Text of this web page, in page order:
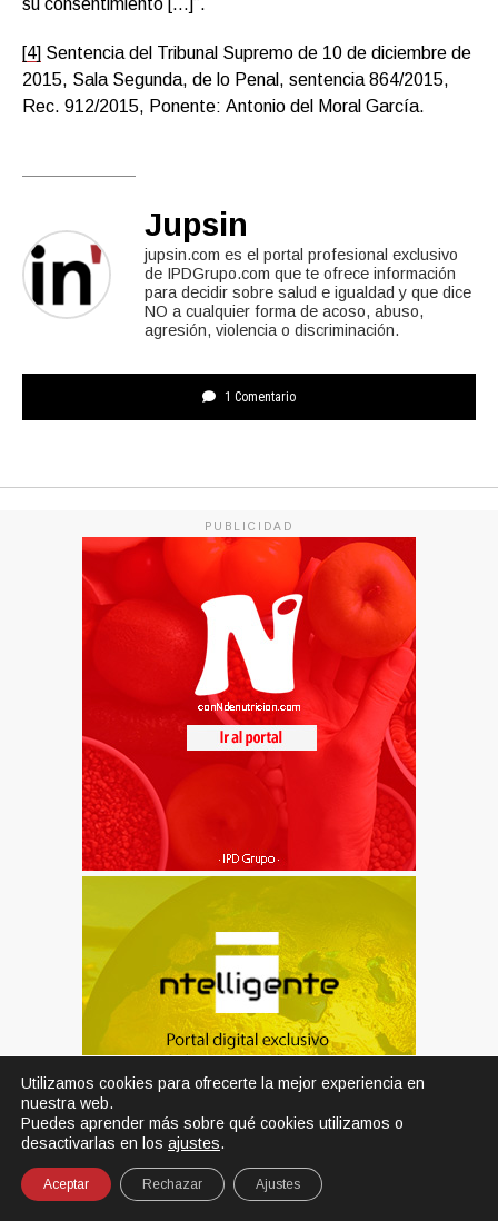
SHARE
su consentimiento […]”.
[4] Sentencia del Tribunal Supremo de 10 de diciembre de
2015, Sala Segunda, de lo Penal, sentencia 864/2015,
Rec. 912/2015, Ponente: Antonio del Moral García.
Jupsin
jupsin.com es el portal profesional exclusivo
de IPDGrupo.com que te ofrece información
para decidir sobre salud e igualdad y que dice
NO a cualquier forma de acoso, abuso,
agresión, violencia o discriminación.
1 Comentario
PUBLICIDAD
Utilizamos cookies para ofrecerte la mejor experiencia en
nuestra web.
Puedes aprender más sobre qué cookies utilizamos o
desactivarlas en los ajustes.
Aceptar Rechazar Ajustes